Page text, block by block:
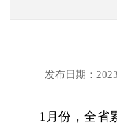
发布日期：
1月份，全省